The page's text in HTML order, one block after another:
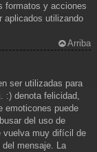
formatos y acciones
aplicados utilizando
Arriba
ser utilizadas para
:) denota felicidad,
emoticones puede
del uso de
vuelva muy difícil de
del mensaje. La